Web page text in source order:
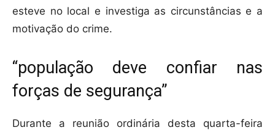
esteve no local e investiga as circunstâncias e a
motivação do crime.
“população deve confiar nas
forças de segurança”
Durante a reunião ordinária desta quarta-feira